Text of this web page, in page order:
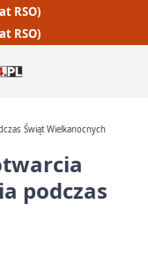
RSO)
RSO)
Świąt Wielkanocnych
podczas